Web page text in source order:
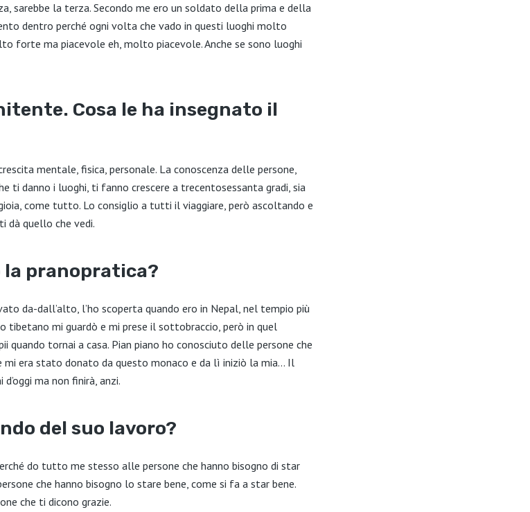
sarebbe la terza. Secondo me ero un soldato della prima e della
dentro perché ogni volta che vado in questi luoghi molto
forte ma piacevole eh, molto piacevole. Anche se sono luoghi
Cosa le ha insegnato il
mentale, fisica, personale. La conoscenza delle persone,
ti danno i luoghi, ti fanno crescere a trecentosessanta gradi, sia
come tutto. Lo consiglio a tutti il viaggiare, però ascoltando e
dà quello che vedi.
la pranopratica?
da-dall’alto, l’ho scoperta quando ero in Nepal, nel tempio più
tibetano mi guardò e mi prese il sottobraccio, però in quel
tornai a casa. Pian piano ho conosciuto delle persone che
mi era stato donato da questo monaco e da lì iniziò la mia… Il
ma non finirà, anzi.
del suo lavoro?
do tutto me stesso alle persone che hanno bisogno di star
che hanno bisogno lo stare bene, come si fa a star bene.
che ti dicono grazie.